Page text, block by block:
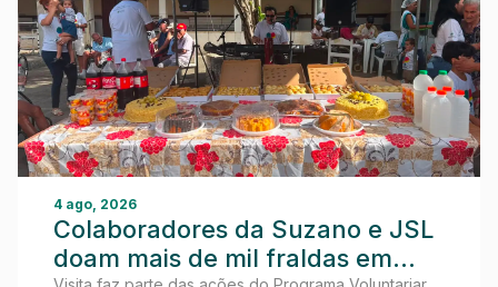
4 ago, 2026
Colaboradores da Suzano e JSL
doam mais de mil fraldas em